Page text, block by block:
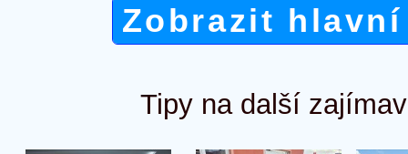
Zobrazit
Tipy na další